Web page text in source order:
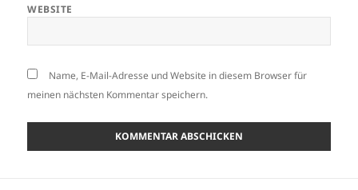
WEBSITE
Name, E-Mail-Adresse und Website in diesem Browser für
meinen nächsten Kommentar speichern.